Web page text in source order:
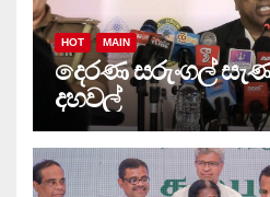
HOT MAIN
දෙරණ සරුංගල්
දහවල්